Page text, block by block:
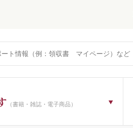
（書籍・雑誌・電子商品）